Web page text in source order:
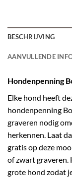
BESCHRIJVING
AANVULLENDE
Hondenpenning
Elke hond heeft
hondenpenning
graveren nodig
herkennen. Laat
gratis op deze
of zwart graveren.
grote hond zodat